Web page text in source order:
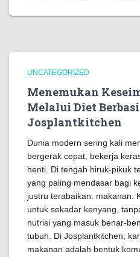
UNCATEGORIZED
Menemukan
Melalui Diet
Josplantkitchen
Dunia modern sering kali
bergerak cepat, bekerja
henti. Di tengah hiruk-pikuk
yang paling mendasar bagi
justru terabaikan: makanan.
untuk sekadar kenyang,
nutrisi yang masuk benar-
tubuh. Di Josplantkitchen,
makanan adalah bentuk